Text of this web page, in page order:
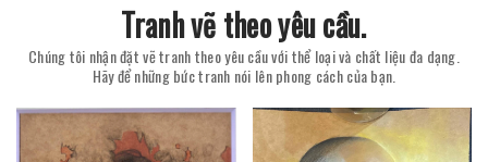
Tranh vẽ theo yêu cầu.
Chúng tôi nhận đặt vẽ tranh theo yêu cầu với thể loại và chất liệu đa dạng.
Hãy để những bức tranh nói lên phong cách của bạn.